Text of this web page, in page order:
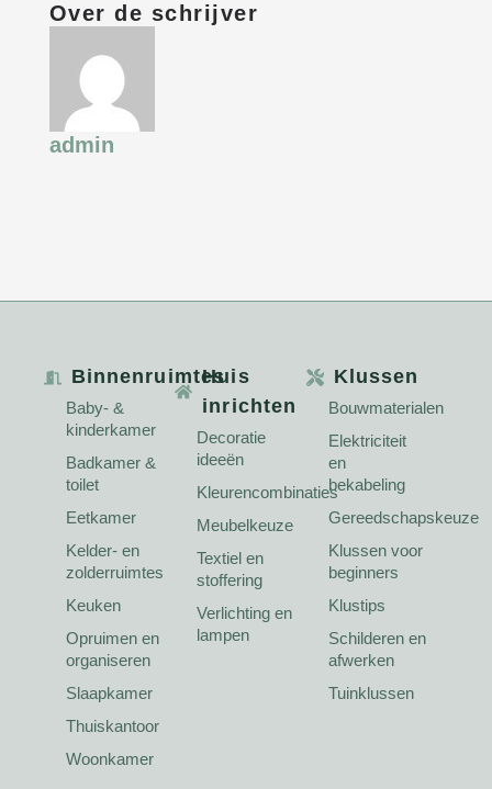
Over de schrijver
admin
Binnenruimtes
Baby- &
kinderkamer
Badkamer &
toilet
Eetkamer
Kelder- en
zolderruimtes
Keuken
Opruimen en
organiseren
Slaapkamer
Thuiskantoor
Woonkamer
Huis
inrichten
Decoratie
ideeën
Kleurencombinaties
Meubelkeuze
Textiel en
stoffering
Verlichting en
lampen
Klussen
Bouwmaterialen
Elektriciteit
en
bekabeling
Gereedschapskeuze
Klussen voor
beginners
Klustips
Schilderen en
afwerken
Tuinklussen